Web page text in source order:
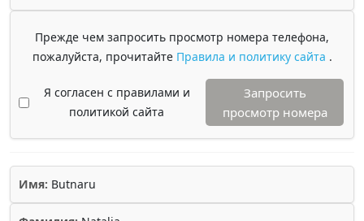
Прежде чем запросить просмотр номера телефона,
пожалуйста, прочитайте Правила и политику сайта .
Я согласен с правилами и
политикой сайта
Запросить
просмотр номера
Имя: Butnaru